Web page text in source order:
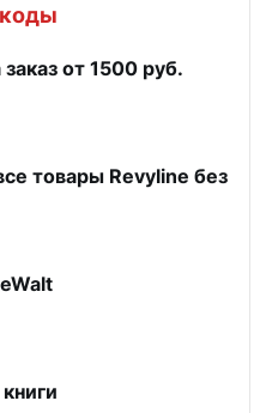
от 1500 руб.
товары Revyline без